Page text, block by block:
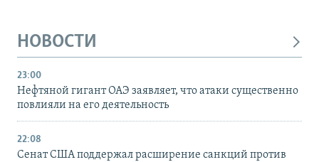
НОВОСТИ
23:00
Нефтяной гигант ОАЭ заявляет, что атаки существенно
повлияли на его деятельность
22:08
Сенат США поддержал расширение санкций против